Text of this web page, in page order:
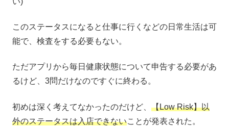
このステータスになると仕事に行くなどの日常生活は可
能で、検査をする必要もない。
ただアプリから毎日健康状態について申告する必要があ
るけど、3問だけなのですぐに終わる。
初めは深く考えてなかったのだけど、 【Low Risk】以
外のステータスは入店できないことが発表された。